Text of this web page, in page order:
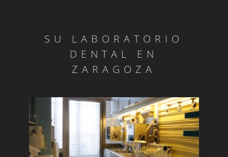
ENDODONCIA
ESTOMATITIS
GINGIVITIS/A>
GLOSITIS
SU LABORATORIO
DENTAL EN
ZARAGOZA